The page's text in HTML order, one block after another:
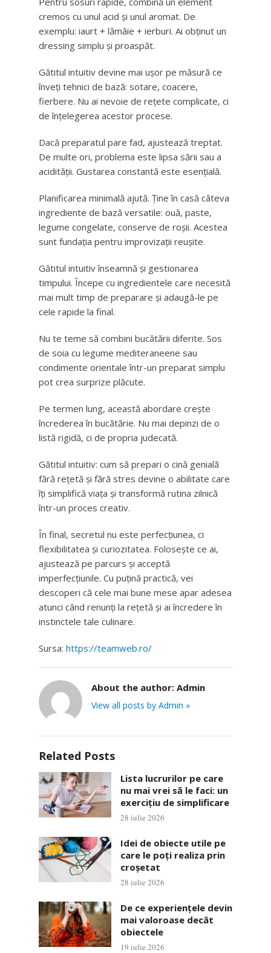
cremos cu unul acid și unul aromat. De
exemplu: iaurt + lămâie + ierburi. Ai obținut un
dressing simplu și proaspăt.
Gătitul intuitiv devine mai ușor pe măsură ce
înveți tehnici de bază: sotare, coacere,
fierbere. Nu ai nevoie de rețete complicate, ci
de înțelegerea acestor procese.
Dacă preparatul pare fad, ajustează treptat.
De multe ori, problema este lipsa sării sau a
acidității. Gustarea constantă este esențială.
Planificarea minimală ajută. Ține în casă câteva
ingrediente de bază versatile: ouă, paste,
legume congelate, conserve de roșii. Acestea
sunt fundația pentru improvizații reușite.
Gătitul intuitiv înseamnă și gestionarea
timpului. Începe cu ingredientele care necesită
mai mult timp de preparare și adaugă-le pe
cele rapide la final.
Nu te teme să combini bucătării diferite. Sos
de soia cu legume mediteraneene sau
condimente orientale într-un preparat simplu
pot crea surprize plăcute.
Pe termen lung, această abordare crește
încrederea în bucătărie. Nu mai depinzi de o
listă rigidă, ci de propria judecată.
Gătitul intuitiv: cum să prepari o cină genială
fără rețetă și fără stres devine o abilitate care
îți simplifică viața și transformă rutina zilnică
într-un proces creativ.
În final, secretul nu este perfecțiunea, ci
flexibilitatea și curiozitatea. Folosește ce ai,
ajustează pe parcurs și acceptă
imperfecțiunile. Cu puțină practică, vei
descoperi că cele mai bune mese apar adesea
atunci când renunți la rețetă și ai încredere în
instinctele tale culinare.
Sursa: https://teamweb.ro/
About the author: Admin
View all posts by Admin »
Related Posts
Lista lucrurilor pe care
nu mai vrei să le faci: un
exercițiu de simplificare
28 iulie 2026
Idei de obiecte utile pe
care le poți realiza prin
croșetat
28 iulie 2026
De ce experiențele devin
mai valoroase decât
obiectele
19 iulie 2026